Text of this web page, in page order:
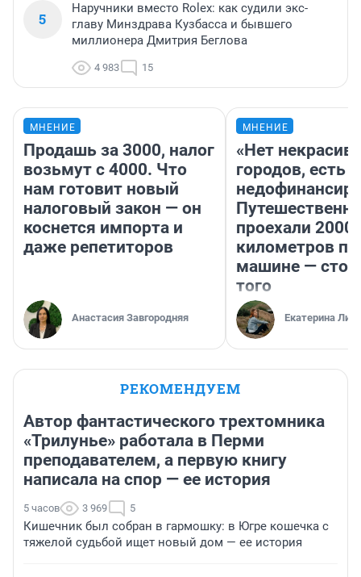
5
Наручники вместо Rolex: как судили экс-
главу Минздрава Кузбасса и бывшего
миллионера Дмитрия Беглова
4 983 15
МНЕНИЕ
Продашь за 3000, налог
возьмут с 4000. Что
нам готовит новый
налоговый закон — он
коснется импорта и
даже репетиторов
Анастасия Завгородняя
МНЕНИЕ
«Нет
городов, есть
проехали 2000
километров по
машине —
того
Екатерина
РЕКОМЕНДУЕМ
Автор фантастического трехтомника
«Трилунье» работала в Перми
преподавателем, а первую книгу
написала на спор — ее история
5 часов 3 969 5
Кишечник был собран в гармошку: в Югре кошечка с
тяжелой судьбой ищет новый дом — ее история